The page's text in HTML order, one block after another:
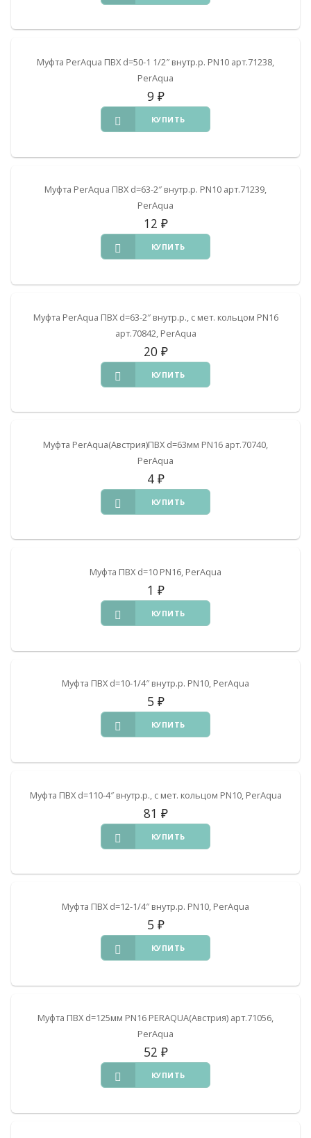
Муфта PerAqua ПВХ d=50-1 1/2″ внутр.р. PN10 арт.71238,
PerAqua
9 ₽
КУПИТЬ
Муфта PerAqua ПВХ d=63-2″ внутр.р. PN10 арт.71239,
PerAqua
12 ₽
КУПИТЬ
Муфта PerAqua ПВХ d=63-2″ внутр.р., с мет. кольцом PN16
арт.70842, PerAqua
20 ₽
КУПИТЬ
Муфта PerAqua(Австрия)ПВХ d=63мм PN16 арт.70740,
PerAqua
4 ₽
КУПИТЬ
Муфта ПВХ d=10 PN16, PerAqua
1 ₽
КУПИТЬ
Муфта ПВХ d=10-1/4″ внутр.р. PN10, PerAqua
5 ₽
КУПИТЬ
Муфта ПВХ d=110-4″ внутр.р., с мет. кольцом PN10, PerAqua
81 ₽
КУПИТЬ
Муфта ПВХ d=12-1/4″ внутр.р. PN10, PerAqua
5 ₽
КУПИТЬ
Муфта ПВХ d=125мм PN16 PERAQUA(Австрия) арт.71056,
PerAqua
52 ₽
КУПИТЬ